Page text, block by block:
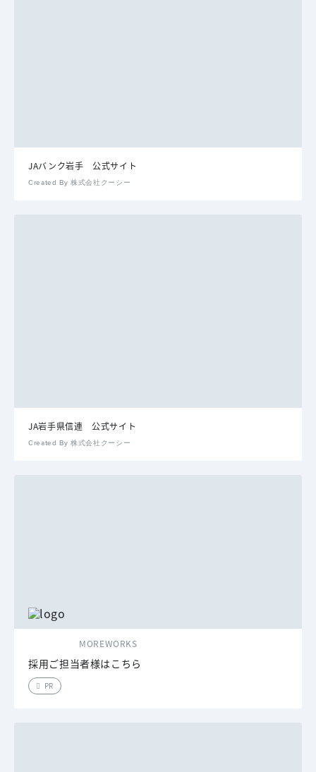
JAバンク岩手 公式サイト
Created By 株式会社クーシー
JA岩手県信連 公式サイト
Created By 株式会社クーシー
MOREWORKS
採用ご担当者様はこちら
PR